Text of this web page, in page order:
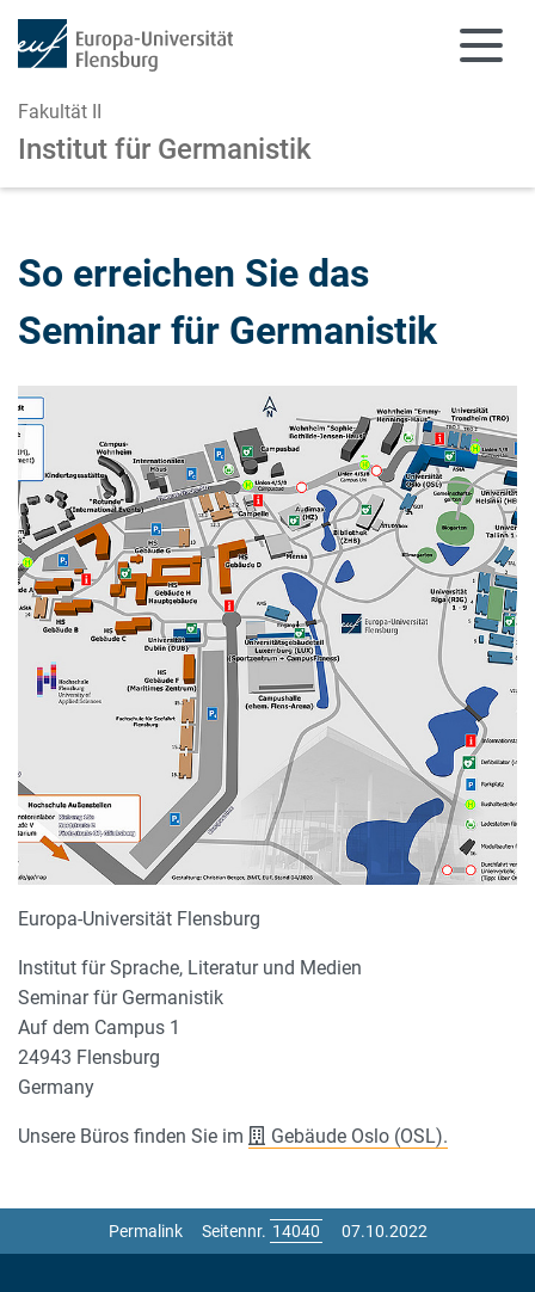
Fakultät II
Institut für Germanistik
So erreichen Sie das
Seminar für Germanistik
Europa-Universität Flensburg
Institut für Sprache, Literatur und Medien
Seminar für Germanistik
Auf dem Campus 1
24943 Flensburg
Germany
Unsere Büros finden Sie im Gebäude Oslo (OSL).
Permalink Seitennr. 07.10.2022